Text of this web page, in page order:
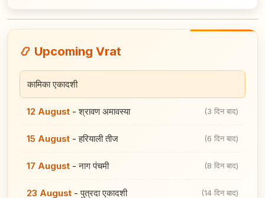
📿 Upcoming Vrat
कामिका एकादशी
12 August -श्रावण अमावस्या (3 दिन बाद)
15 August -हरियाली तीज (6 दिन बाद)
17 August -नाग पंचमी (8 दिन बाद)
23 August -पुत्रदा एकादशी (14 दिन बाद)